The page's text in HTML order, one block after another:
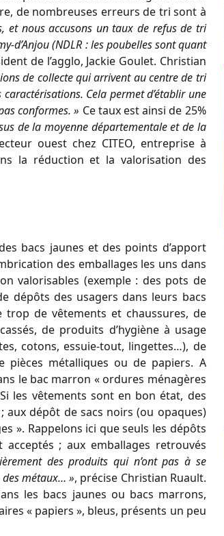
de nombreuses erreurs de tri sont à
et nous accusons un taux de refus de tri
d’Anjou (NDLR : les poubelles sont quant
de l’agglo, Jackie Goulet. Christian
de collecte qui arrivent au centre de tri
Cela permet d’établir une
conformes. » Ce taux est ainsi de 25%
de la moyenne départementale et de la
ouest chez CITEO, entreprise à
la réduction et la valorisation des
bacs jaunes et des points d’apport
des emballages les uns dans
valorisables (exemple : des pots de
dépôts des usagers dans leurs bacs
de vêtements et chaussures, de
de produits d’hygiène à usage
cotons, essuie-tout, lingettes…), de
pièces métalliques ou de papiers. A
le bac marron « ordures ménagères
les vêtements sont en bon état, des
dépôt de sacs noirs (ou opaques)
». Rappelons ici que seuls les dépôts
; aux emballages retrouvés
des produits qui n’ont pas à se
métaux… », précise Christian Ruault.
les bacs jaunes ou bacs marrons,
« papiers », bleus, présents un peu